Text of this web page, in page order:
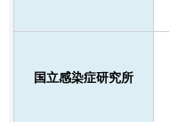
国立感染症研究所